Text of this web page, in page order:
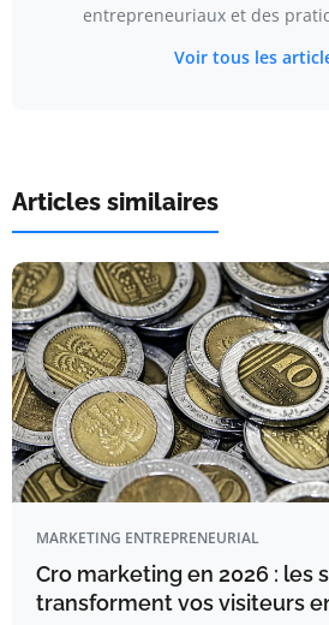
entrepreneuriaux et des
Voir tous les
Articles similaires
MARKETING ENTREPRENEURIAL
Cro marketing en 2026 : les
transforment vos visiteurs